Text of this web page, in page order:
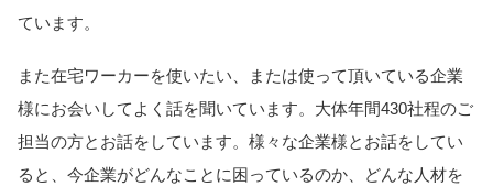
ています。
また在宅ワーカーを使いたい、または使って頂いている企業
様にお会いしてよく話を聞いています。大体年間430社程のご
担当の方とお話をしています。様々な企業様とお話をしてい
ると、今企業がどんなことに困っているのか、どんな人材を